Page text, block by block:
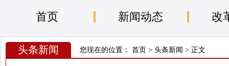
首页 新闻动态 改
头条新闻 您现在的位置： 首页 > 头条新闻 > 正文